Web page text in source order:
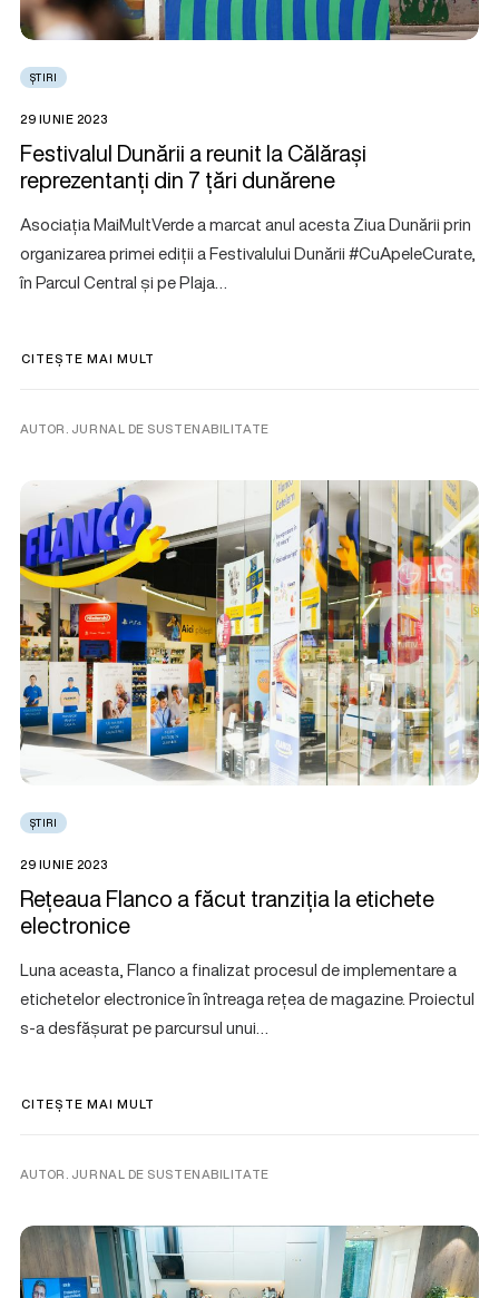
ȘTIRI
29 IUNIE 2023
Festivalul Dunării a reunit la Călărași
reprezentanți din 7 țări dunărene
Asociația MaiMultVerde a marcat anul acesta Ziua Dunării prin
organizarea primei ediții a Festivalului Dunării #CuApeleCurate,
în Parcul Central și pe Plaja…
CITEȘTE MAI MULT
AUTOR. JURNAL DE SUSTENABILITATE
ȘTIRI
29 IUNIE 2023
Rețeaua Flanco a făcut tranziția la etichete
electronice
Luna aceasta, Flanco a finalizat procesul de implementare a
etichetelor electronice în întreaga rețea de magazine. Proiectul
s-a desfășurat pe parcursul unui…
CITEȘTE MAI MULT
AUTOR. JURNAL DE SUSTENABILITATE